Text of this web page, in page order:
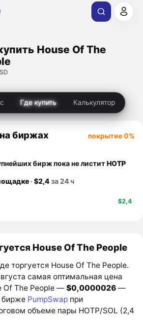
House Of The
Где купить Калькулятор
биржах покрытие 0%
бирж пока не листитHOTP
·$2,4за 24 ч
$2,4
House Of The People
торгуется House Of The People.
самая оптимальная цена
Of The People —$0,0000026 —
бирже PumpSwap при
объеме пары HOTP/SOL (2,4